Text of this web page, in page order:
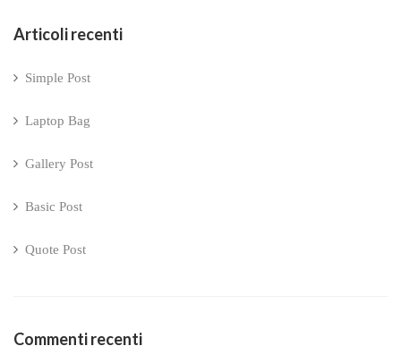
Articoli recenti
Simple Post
Laptop Bag
Gallery Post
Basic Post
Quote Post
Commenti recenti